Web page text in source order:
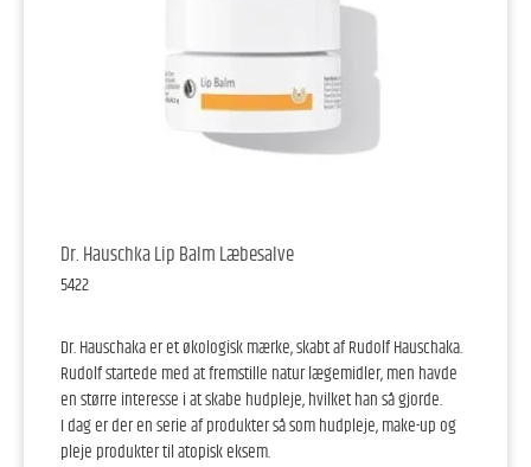
Dr. Hauschka Lip Balm Læbesalve
5422
Dr. Hauschaka er et økologisk mærke, skabt af Rudolf Hauschaka.
Rudolf startede med at fremstille natur lægemidler, men havde
en større interesse i at skabe hudpleje, hvilket han så gjorde.
I dag er der en serie af produkter så som hudpleje, make-up og
pleje produkter til atopisk eksem.